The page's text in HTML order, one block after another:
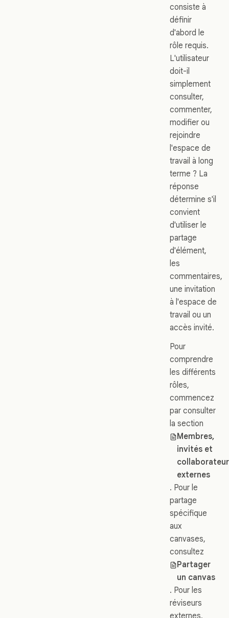
consiste à
définir
d'abord le
rôle requis.
L'utilisateur
doit-il
simplement
consulter,
commenter,
modifier ou
rejoindre
l'espace de
travail à long
terme ? La
réponse
détermine s'il
convient
d'utiliser le
partage
d'élément,
les
commentaires,
une invitation
à l'espace de
travail ou un
accès invité.
Pour
comprendre
les différents
rôles,
commencez
par consulter
la section
Membres,
invités et
externes
. Pour le
partage
spécifique
aux
canvases,
consultez
Partager
un canvas
. Pour les
réviseurs
externes,